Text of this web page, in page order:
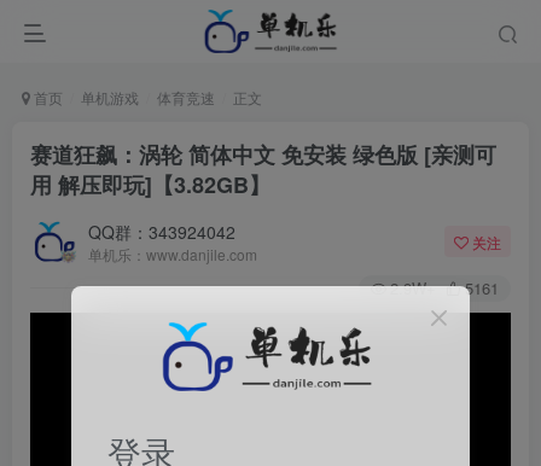
首页 单机游戏 体育竞速 正文
赛道狂飙：涡轮 简体中文 免安装 绿色版 [亲测可
用 解压即玩]【3.82GB】
QQ群：343924042
单机乐：www.danjile.com
关注
2.9W+ 5161
登录